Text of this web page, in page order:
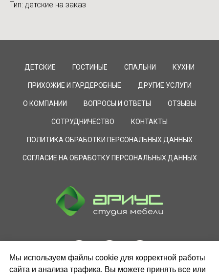
Тип: детские на заказ
ДЕТСКИЕ ГОСТИНЫЕ СПАЛЬНИ КУХНИ
ПРИХОЖИЕ И ГАРДЕРОБНЫЕ ДРУГИЕ УСЛУГИ
О КОМПАНИИ ВОПРОСЫ И ОТВЕТЫ ОТЗЫВЫ
СОТРУДНИЧЕСТВО КОНТАКТЫ
ПОЛИТИКА ОБРАБОТКИ ПЕРСОНАЛЬНЫХ ДАННЫХ
СОГЛАСИЕ НА ОБРАБОТКУ ПЕРСОНАЛЬНЫХ ДАННЫХ
Мы используем файлы cookie для корректной работы
сайта и анализа трафика. Вы можете принять все или